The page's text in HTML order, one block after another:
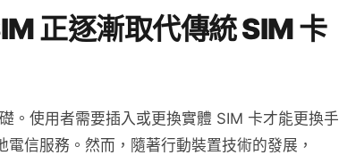
正逐漸取代傳統 SIM 卡
。使用者需要插入或更換實體 SIM 卡才能更換手
信服務。然而，隨著行動裝置技術的發展，